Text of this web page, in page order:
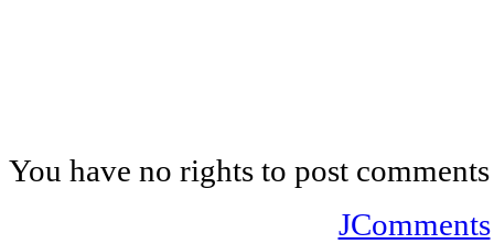
You have no rights to post comments
JComments